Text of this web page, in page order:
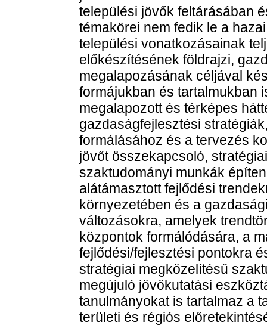
települési jövők feltárásában
témakörei nem fedik le a
települési vonatkozásainak
előkészítésének földrajzi,
megalapozásának céljával
formájukban és tartalmukban
megalapozott és térképes
gazdaságfejlesztési
formálásához és a tervezés
jövőt összekapcsoló,
szaktudományi munkák
alátámasztott fejlődési
környezetében és a
változásokra, amelyek
központok formálódására, a
fejlődési/fejlesztési pontokra
stratégiai megközelítésű
megújuló jövőkutatási
tanulmányokat is tartalmaz a
területi és régiós